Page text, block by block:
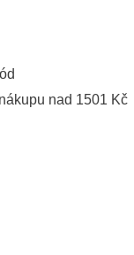
nad 1501 Kč